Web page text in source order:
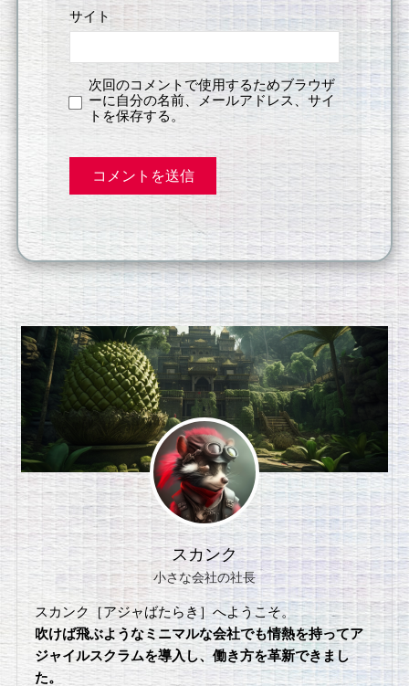
サイト
次回のコメントで使用するためブラウザ
ーに自分の名前、メールアドレス、サイ
トを保存する。
スカンク
小さな会社の社長
スカンク［アジャばたらき］へようこそ。
吹けば飛ぶようなミニマルな会社でも情熱を持ってア
ジャイルスクラムを導入し、働き方を革新できまし
た。